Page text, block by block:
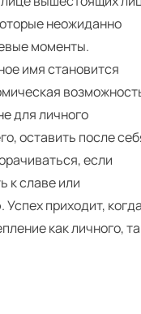
неожиданно
моменты.
имя становится
для личного
оставить после
если
к славе или
приходит,
как личного,